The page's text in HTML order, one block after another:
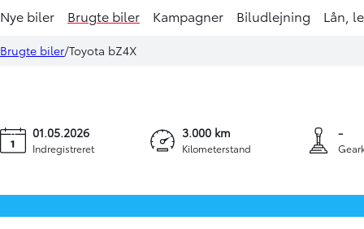
Nye biler Brugte biler Kampagner Biludlejning Lån,
Toyota bZ4X
165 kW (224 hk) aut. gear Executive
Brugte biler Toyota bZ4X
Indregistreret
01.05.2026
Kilometerstand
3.000 km -